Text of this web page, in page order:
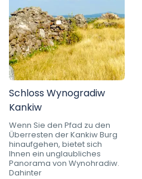
Schloss Wynogradiw
Kankiw
Wenn Sie den Pfad zu den
Überresten der Kankiw Burg
hinaufgehen, bietet sich
Ihnen ein unglaubliches
Panorama von Wynohradiw.
Dahinter